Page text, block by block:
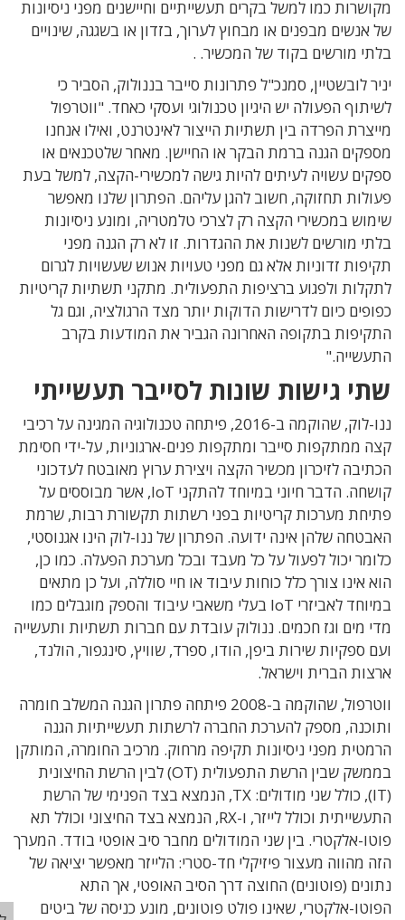
כמו למשל בקרים תעשייתיים וחיישנים מפני ניסיונות
מבפנים או מבחוץ לערוך, בזדון או בשגגה, שינויים
מורשים בקוד של המכשיר. .
לובשטיין, סמנכ"ל פתרונות סייבר בננולוק, הסביר כי
הפעולה יש היגיון טכנולוגי ועסקי כאחד. "ווטרפול
הפרדה בין תשתיות הייצור לאינטרנט, ואילו אנחנו
הגנה ברמת הבקר או החיישן. מאחר שלטכנאים או
עשויה לעיתים להיות גישה למכשירי-הקצה, למשל בעת
תחזוקה, חשוב להגן עליהם. הפתרון שלנו מאפשר
במכשירי הקצה רק לצרכי טלמטריה, ומונע ניסיונות
מורשים לשנות את ההגדרות. זו לא רק הגנה מפני
זדוניות אלא גם מפני טעויות אנוש שעשויות לגרום
ולפגוע ברציפות התפעולית. מתקני תשתיות קריטיות
כיום לדרישות הדוקות יותר מצד הרגולציה, וגם גל
בתקופה האחרונה הגביר את המודעות בקרב
גישות שונות לסייבר תעשייתי
ננו-לוק, שהוקמה ב-2016, פיתחה טכנולוגיה המגינה על רכיבי
ממתקפות סייבר ומתקפות פנים-ארגוניות, על-ידי חסימת
לזיכרון מכשיר הקצה ויצירת ערוץ מאובטח לעדכוני
קושחה. הדבר חיוני במיוחד להתקני IoT, אשר מבוססים על
מערכות קריטיות בפני רשתות תקשורת רבות, שרמת
שלהן אינה ידועה. הפתרון של ננו-לוק הינו אגנוסטי,
יכול לפעול על כל מעבד ובכל מערכת הפעלה. כמו כן,
אינו צורך כלל כוחות עיבוד או חיי סוללה, ועל כן מתאים
במיוחד לאביזרי IoT בעלי משאבי עיבוד והספק מוגבלים כמו
מים וגז חכמים. ננולוק עובדת עם חברות תשתיות ותעשייה
ספקיות שירות ביפן, הודו, ספרד, שוויץ, סינגפור, הולנד,
הברית וישראל.
ווטרפול, שהוקמה ב-2008 פיתחה פתרון הגנה המשלב חומרה
מספק להערכת החברה לרשתות תעשייתיות הגנה
מפני ניסיונות תקיפה מרחוק. מרכיב החומרה, המותקן
בממשק שבין הרשת התפעולית (OT) לבין הרשת החיצונית
(IT), כולל שני מודולים: TX, הנמצא בצד הפנימי של הרשת
התעשייתית וכולל לייזר, ו-RX, הנמצא בצד החיצוני וכולל תא
אלקטרי. בין שני המודולים מחבר סיב אופטי בודד. המערך
מהווה מעצור פיזיקלי חד-סטרי: הלייזר מאפשר יציאה של
(פוטונים) החוצה דרך הסיב האופטי, אך התא
אלקטרי, שאינו פולט פוטונים, מונע כניסה של ביטים